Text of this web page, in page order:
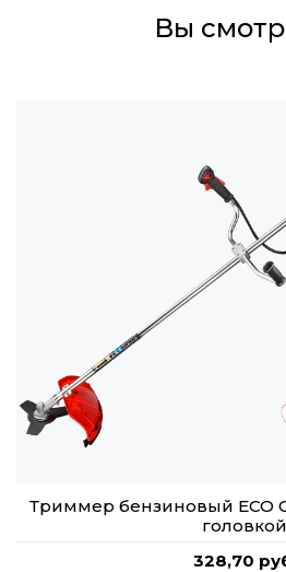
Вы
Триммер бензиновый ECO
головкой
328,70